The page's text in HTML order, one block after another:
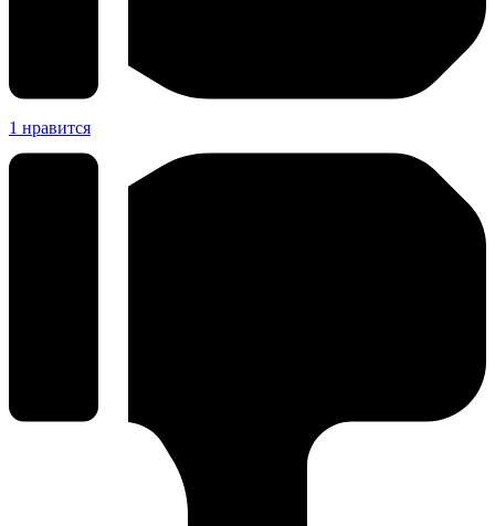
1 нравится